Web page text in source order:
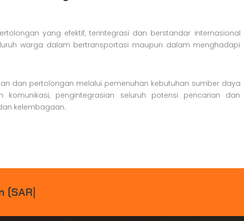
yang efektif, terintegrasi dan berstandar internasional
warga dalam bertransportasi maupun dalam menghadapi
dan pertolongan melalui pemenuhan kebutuhan sumber daya
pengintegrasian seluruh potensi pencarian dan
kelembagaan.
(SAR)